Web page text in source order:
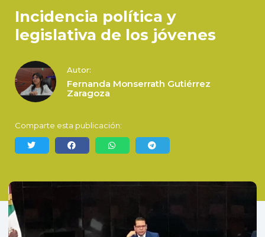
Incidencia política y
legislativa de los jóvenes
Autor:
Fernanda Monserrath Gutiérrez
Zaragoza
Comparte esta publicación: